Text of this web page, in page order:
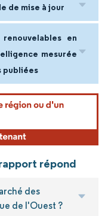
de mise à jour
en
mesurée
publiées
répond
des
de l'Ouest ?